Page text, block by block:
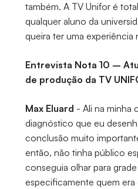
também. A TV Unifor é
qualquer aluno da
queira ter uma experiência
Entrevista Nota 10 –
de produção da TV
Max Eluard - Ali na minha
diagnóstico que eu
conclusão muito
então, não tinha público
conseguia olhar para
especificamente quem era